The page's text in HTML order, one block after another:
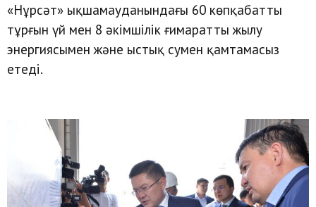
«Нұрсәт» ықшамауданындағы 60 көпқабатты
тұрғын үй мен 8 әкімшілік ғимаратты жылу
энергиясымен және ыстық сумен қамтамасыз
етеді.